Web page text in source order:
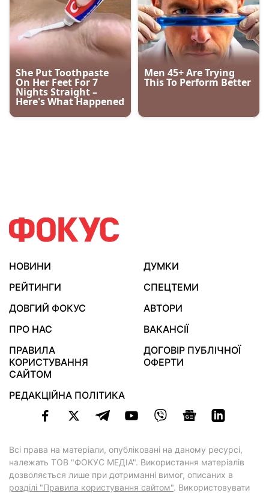
НОВИНИ
ДУМКИ
РЕЙТИНГИ
СПЕЦТЕМИ
ДОВГИЙ ФОКУС
АВТОРИ
ПРО НАС
ВАКАНСІЇ
ПРАВИЛА
КОРИСТУВАННЯ
САЙТОМ
ДОГОВІР ПУБЛІЧНОЇ
ОФЕРТИ
РЕДАКЦІЙНА ПОЛІТИКА
Всі права на матеріали, опубліковані на даному ресурсі,
належать ТОВ "ФОКУС МЕДІА". Використання матеріалів
дозволяється лише при дотриманні вимог, описаних в
розділі "Правила користування сайтом". Використовувати